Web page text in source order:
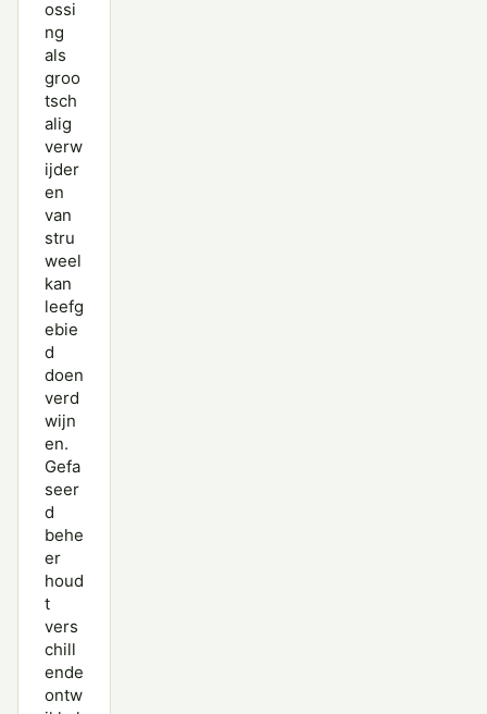
ossi
ng
als
groo
tsch
alig
verw
ijder
en
van
stru
weel
kan
leefg
ebie
d
doen
verd
wijn
en.
Gefa
seer
d
behe
er
houd
t
vers
chill
ende
ontw